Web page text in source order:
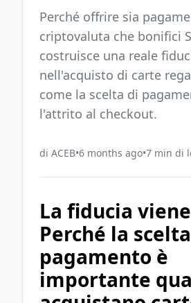
Perché offrire sia
criptovaluta che bonifici
costruisce una reale
nell'acquisto di carte
come la scelta di
l'attrito al checkout.
di ACEB•6 months ago•7 min di
La fiducia
Perché la
pagamento è
importante